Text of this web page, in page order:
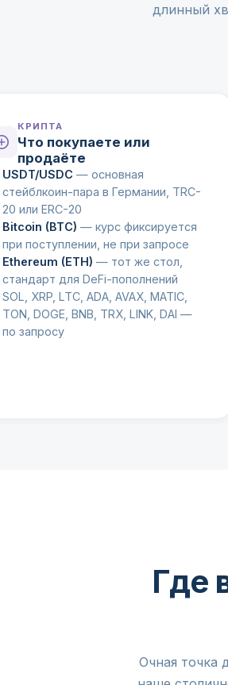
длинный
КРИПТА
Что покупаете или
продаёте
USDT/USDC — основная
стейблкоин-пара в Германии, TRC-
20 или ERC-20
Bitcoin (BTC) — курс фиксируется
при поступлении, не при запросе
Ethereum (ETH) — тот же стол,
стандарт для DeFi-пополнений
SOL, XRP, LTC, ADA, AVAX, MATIC,
TON, DOGE, BNB, TRX, LINK, DAI —
по запросу
Где
Очная точка